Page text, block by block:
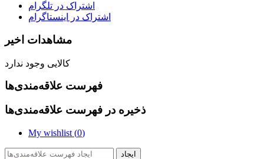
اشتراک در تلگرام
اشتراک در اینستاگرام
مشاهدات اخیر
کالایی وجود ندارد
فهرست علاقه‌مندی‌ها
ذخیره در فهرست علاقه‌مندی‌ها
My wishlist (0)
ایجاد